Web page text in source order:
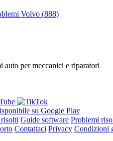
Volvo (888)
Guide software Problemi
Contattaci Privacy Condizioni